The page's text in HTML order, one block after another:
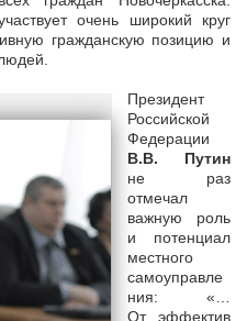
очень широкий круг
гражданскую позицию и
Президент
Российской
Федерации
В.В. Путин
не раз
отмечал
важную роль
и потенциал
местного
самоуправле
ния: «…
От эффектив